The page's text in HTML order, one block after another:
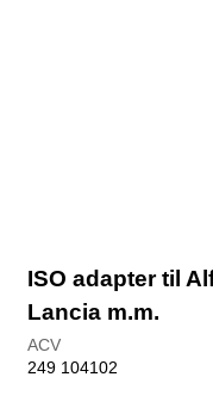
ISO adapter til
Lancia m.m.
ACV
249 104102